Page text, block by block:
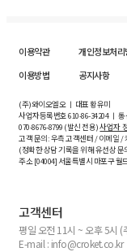
이용약관 개인정보처리
이용방법
공지사항
(주)와이오엘오 ㅣ 대표 황유미
사업자등록번호610-86-34204ㅣ 통
070-8676-8799 (발신 전용)사업자
고객 문의: 우측 고객센터 / 이메일 /
(정확한 상담 기록을 위해 유선상
주소 [04004] 서울특별시 마포구 월
고객센터
평일 오전 11시 ~ 오후 5시 (
E-mail : info@croket.co.kr